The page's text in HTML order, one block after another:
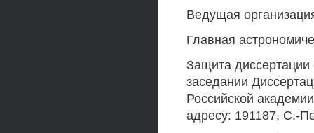
Ведущая
Главная
Защита диссертации
заседании
Российской
адресу: 191187, С.-